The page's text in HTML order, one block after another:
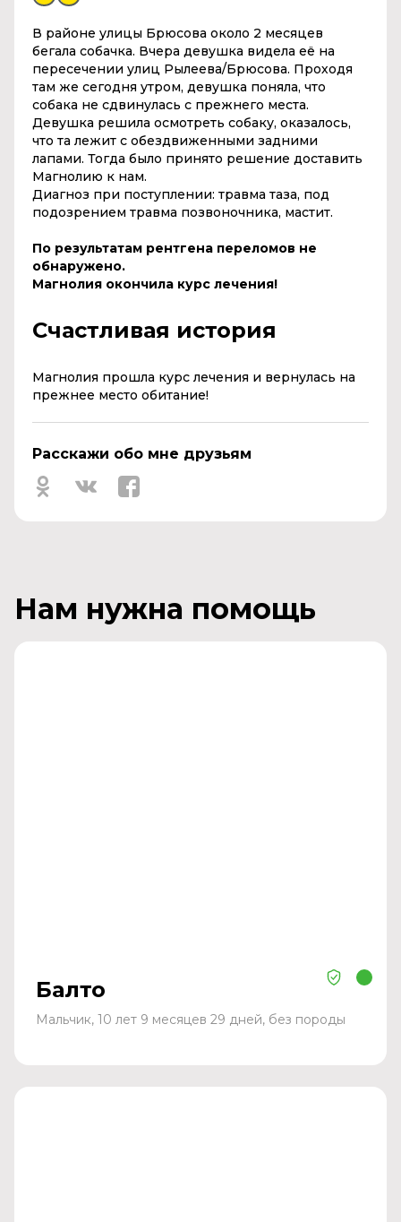
В районе улицы Брюсова около 2 месяцев
бегала собачка. Вчера девушка видела её на
пересечении улиц Рылеева/Брюсова. Проходя
там же сегодня утром, девушка поняла, что
собака не сдвинулась с прежнего места.
Девушка решила осмотреть собаку, оказалось,
что та лежит с обездвиженными задними
лапами. Тогда было принято решение доставить
Магнолию к нам.
Диагноз при поступлении: травма таза, под
подозрением травма позвоночника, мастит.
По результатам рентгена переломов не
обнаружено.
Магнолия окончила курс лечения!
Счастливая история
Магнолия прошла курс лечения и вернулась на
прежнее место обитание!
Расскажи обо мне друзьям
Нам нужна помощь
Балто
Мальчик, 10 лет 9 месяцев 29 дней, без породы